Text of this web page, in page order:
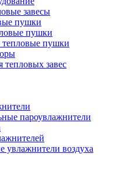
завесы
пушки
пушки
тепловые пушки
тепловых завес
пароувлажнители
воздуха